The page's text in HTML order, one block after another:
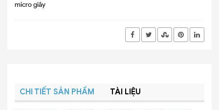
micro giây
CHI TIẾT SẢN PHẨM TÀI LIỆU